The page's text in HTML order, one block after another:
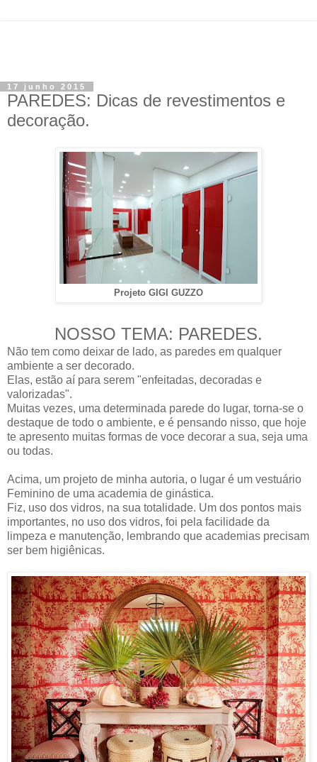
17 junho 2015
PAREDES: Dicas de revestimentos e
decoração.
Projeto GIGI GUZZO
NOSSO TEMA: PAREDES.
Não tem como deixar de lado, as paredes em qualquer
ambiente a ser decorado.
Elas, estão aí para serem "enfeitadas, decoradas e
valorizadas".
Muitas vezes, uma determinada parede do lugar, torna-se o
destaque de todo o ambiente, e é pensando nisso, que hoje
te apresento muitas formas de voce decorar a sua, seja uma
ou todas.
Acima, um projeto de minha autoria, o lugar é um vestuário
Feminino de uma academia de ginástica.
Fiz, uso dos vidros, na sua totalidade. Um dos pontos mais
importantes, no uso dos vidros, foi pela facilidade da
limpeza e manutenção, lembrando que academias precisam
ser bem higiênicas.